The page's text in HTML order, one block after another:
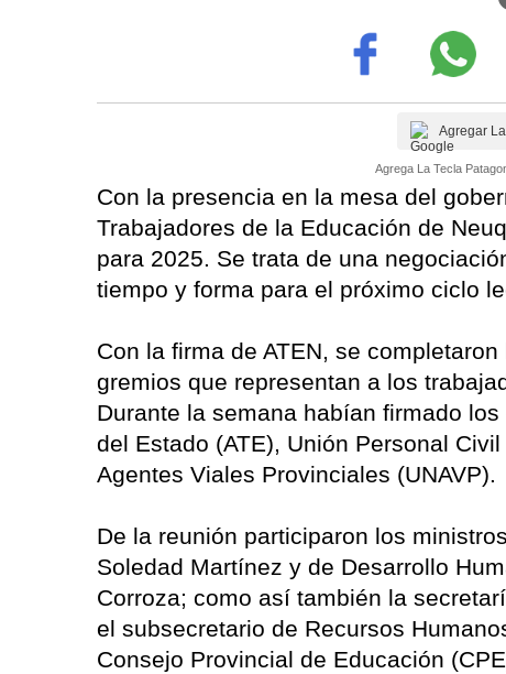
Agregar
Agrega La Tecla
Con la presencia en la mesa del
Trabajadores de la Educación de
para 2025. Se trata de una
tiempo y forma para el próximo ciclo
Con la firma de ATEN, se
gremios que representan a los
Durante la semana habían firmado
del Estado (ATE), Unión Personal
Agentes Viales Provinciales (UNAVP).
De la reunión participaron los
Soledad Martínez y de Desarrollo
Corroza; como así también la
el subsecretario de Recursos
Consejo Provincial de Educación